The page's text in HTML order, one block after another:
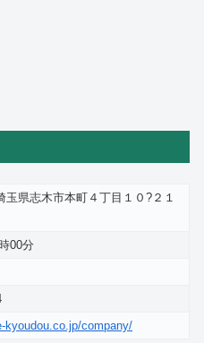
玉県志木市本町４丁目１０?２１
00分
kyoudou.co.jp/company/